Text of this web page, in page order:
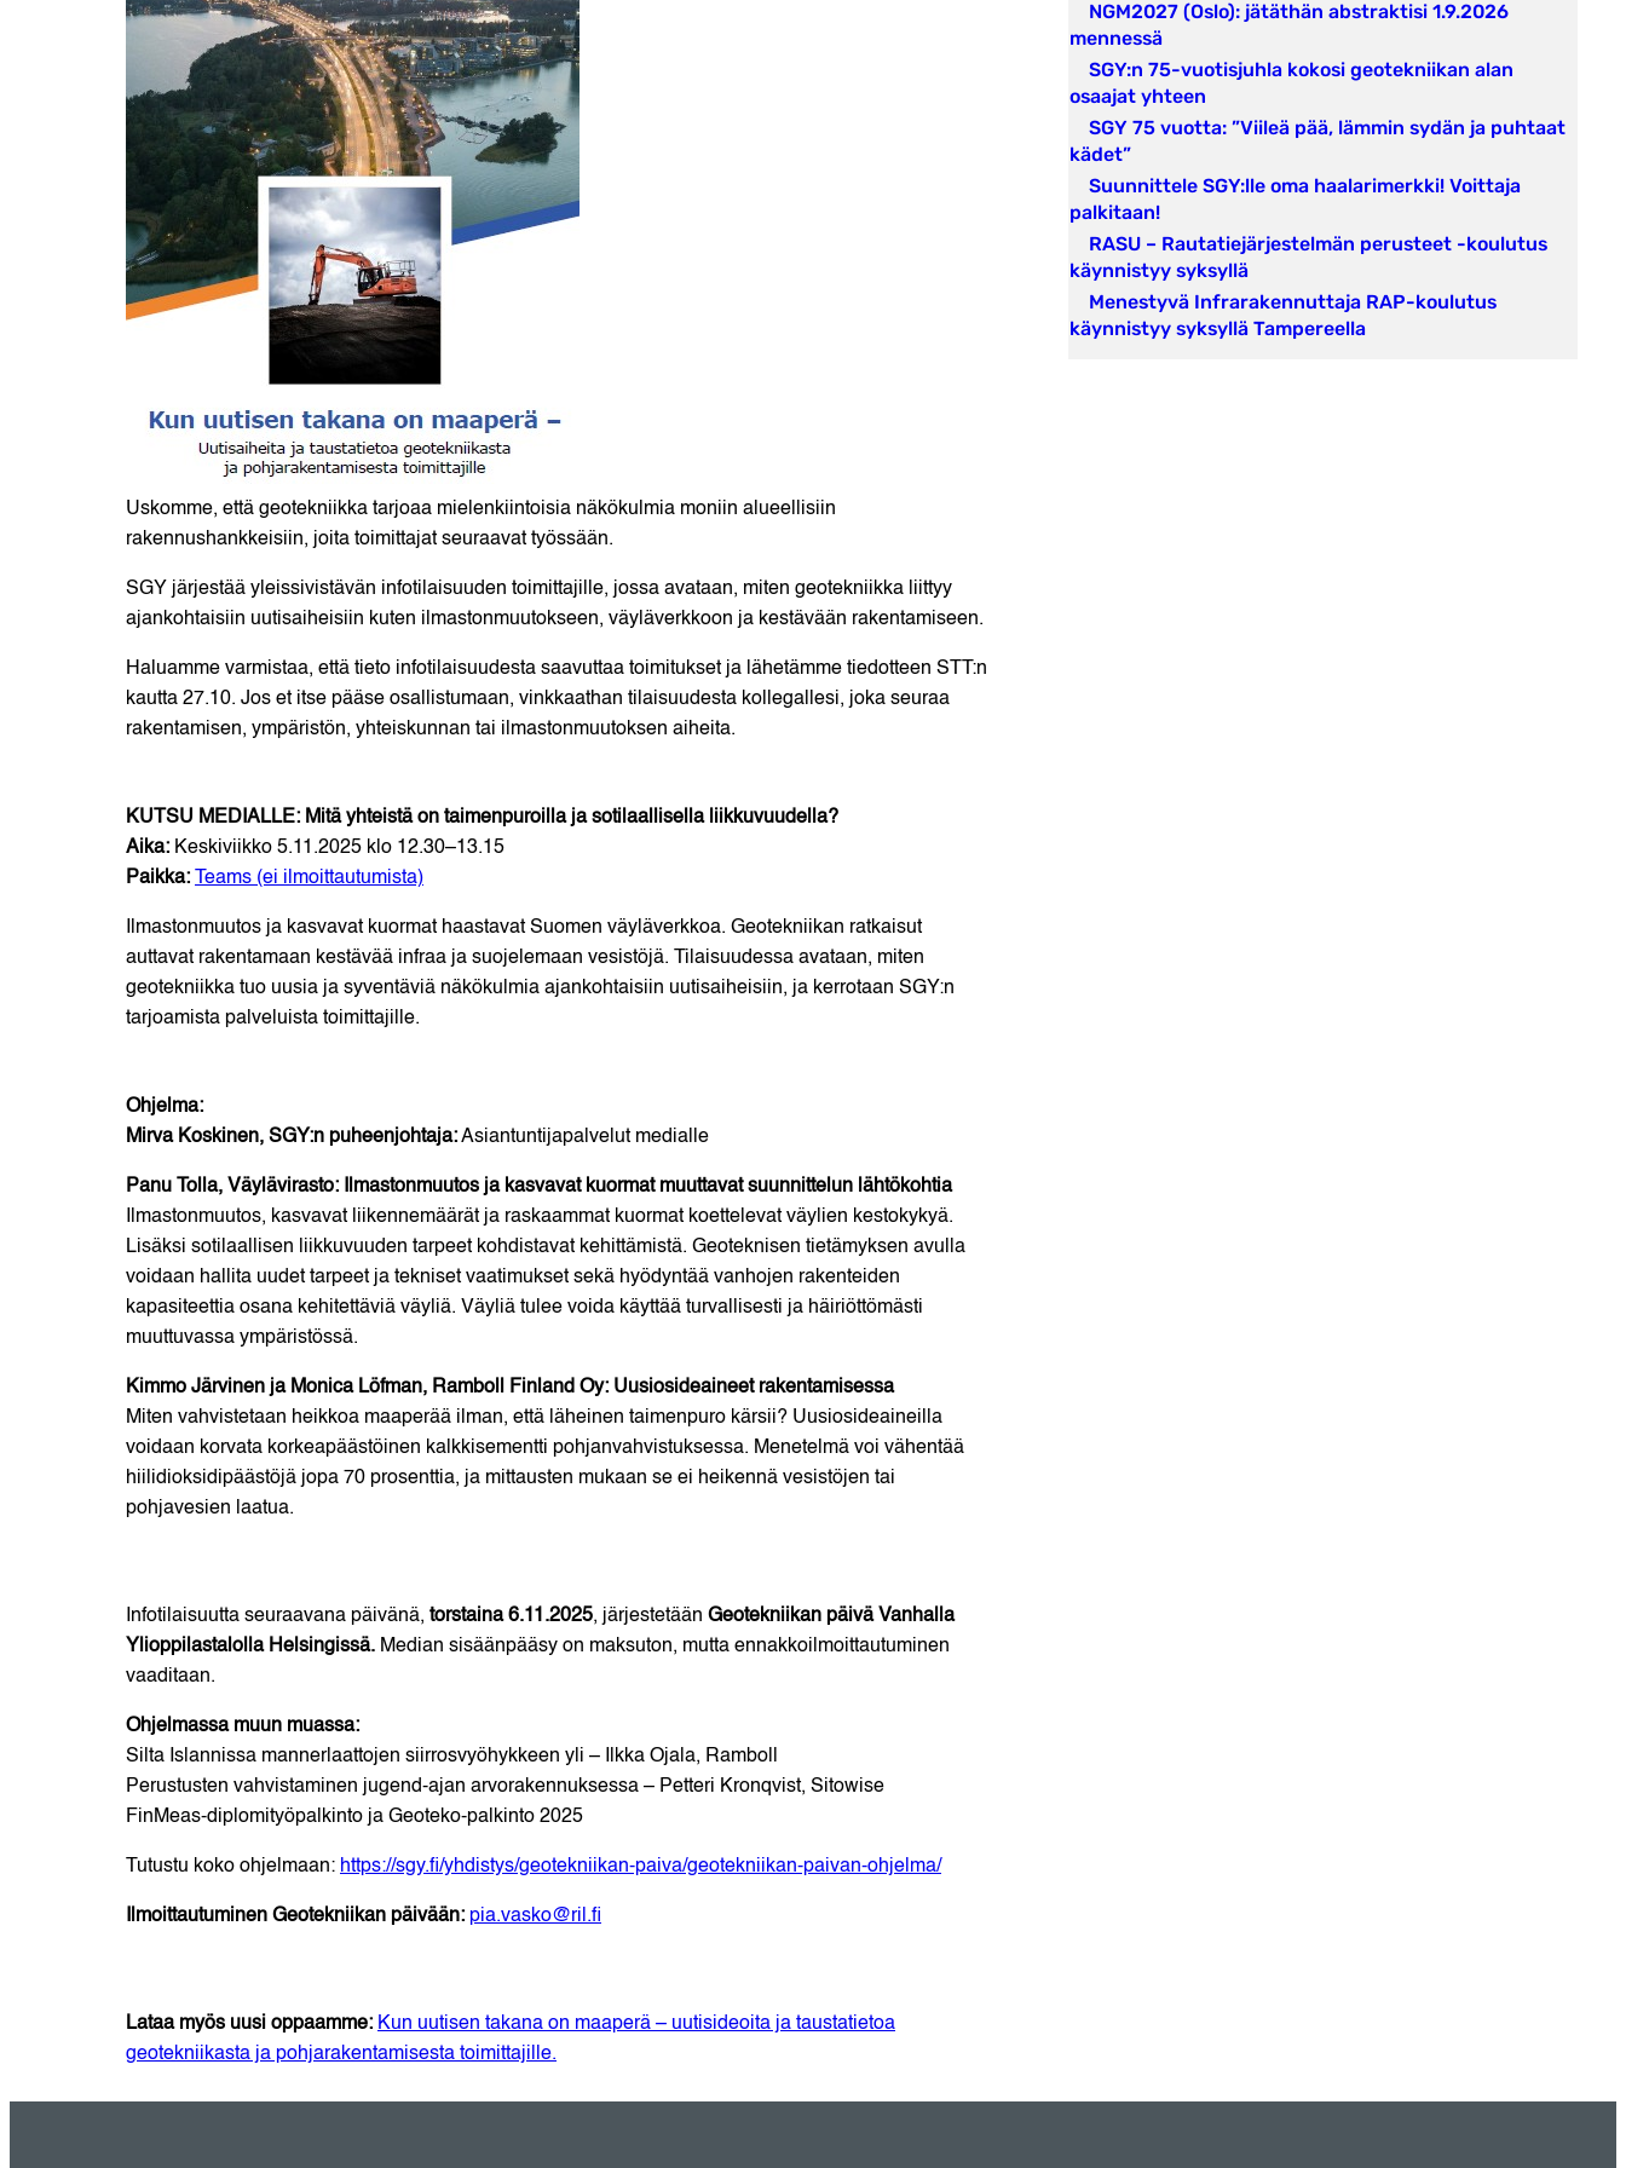
Uskomme, että geotekniikka tarjoaa mielenkiintoisia näkökulmia moniin alueellisiin
rakennushankkeisiin, joita toimittajat seuraavat työssään.
SGY järjestää yleissivistävän infotilaisuuden toimittajille, jossa avataan, miten geotekniikka liittyy
ajankohtaisiin uutisaiheisiin kuten ilmastonmuutokseen, väyläverkkoon ja kestävään rakentamiseen.
Haluamme varmistaa, että tieto infotilaisuudesta saavuttaa toimitukset ja lähetämme tiedotteen STT:n
kautta 27.10. Jos et itse pääse osallistumaan, vinkkaathan tilaisuudesta kollegallesi, joka seuraa
rakentamisen, ympäristön, yhteiskunnan tai ilmastonmuutoksen aiheita.
KUTSU MEDIALLE: Mitä yhteistä on taimenpuroilla ja sotilaallisella liikkuvuudella?
Aika: Keskiviikko 5.11.2025 klo 12.30–13.15
Paikka: Teams (ei ilmoittautumista)
Ilmastonmuutos ja kasvavat kuormat haastavat Suomen väyläverkkoa. Geotekniikan ratkaisut
auttavat rakentamaan kestävää infraa ja suojelemaan vesistöjä. Tilaisuudessa avataan, miten
geotekniikka tuo uusia ja syventäviä näkökulmia ajankohtaisiin uutisaiheisiin, ja kerrotaan SGY:n
tarjoamista palveluista toimittajille.
Ohjelma:
Mirva Koskinen, SGY:n puheenjohtaja:Asiantuntijapalvelut medialle
Panu Tolla, Väylävirasto: Ilmastonmuutos ja kasvavat kuormat muuttavat suunnittelun lähtökohtia
Ilmastonmuutos, kasvavat liikennemäärät ja raskaammat kuormat koettelevat väylien kestokykyä.
Lisäksi sotilaallisen liikkuvuuden tarpeet kohdistavat kehittämistä. Geoteknisen tietämyksen avulla
voidaan hallita uudet tarpeet ja tekniset vaatimukset sekä hyödyntää vanhojen rakenteiden
kapasiteettia osana kehitettäviä väyliä. Väyliä tulee voida käyttää turvallisesti ja häiriöttömästi
muuttuvassa ympäristössä.
Kimmo Järvinen ja Monica Löfman, Ramboll Finland Oy: Uusiosideaineet rakentamisessa
Miten vahvistetaan heikkoa maaperää ilman, että läheinen taimenpuro kärsii? Uusiosideaineilla
voidaan korvata korkeapäästöinen kalkkisementti pohjanvahvistuksessa. Menetelmä voi vähentää
hiilidioksidipäästöjä jopa 70 prosenttia, ja mittausten mukaan se ei heikennä vesistöjen tai
pohjavesien laatua.
Infotilaisuutta seuraavana päivänä, torstaina 6.11.2025, järjestetään Geotekniikan päivä Vanhalla
Ylioppilastalolla Helsingissä. Median sisäänpääsy on maksuton, mutta ennakkoilmoittautuminen
vaaditaan.
Ohjelmassa muun muassa:
Silta Islannissa mannerlaattojen siirrosvyöhykkeen yli – Ilkka Ojala, Ramboll
Perustusten vahvistaminen jugend-ajan arvorakennuksessa – Petteri Kronqvist, Sitowise
FinMeas-diplomityöpalkinto ja Geoteko-palkinto 2025
Tutustu koko ohjelmaan: https://sgy.fi/yhdistys/geotekniikan-paiva/geotekniikan-paivan-ohjelma/
Ilmoittautuminen Geotekniikan päivään: pia.vasko@ril.fi
Lataa myös uusi oppaamme: Kun uutisen takana on maaperä – uutisideoita ja taustatietoa
geotekniikasta ja pohjarakentamisesta toimittajille.
NGM2027 (Oslo): jätäthän abstraktisi 1.9.2026
mennessä
SGY:n 75-vuotisjuhla kokosi geotekniikan alan
osaajat yhteen
SGY 75 vuotta: ”Viileä pää, lämmin sydän ja puhtaat
kädet”
Suunnittele SGY:lle oma haalarimerkki! Voittaja
palkitaan!
RASU – Rautatiejärjestelmän perusteet -koulutus
käynnistyy syksyllä
Menestyvä Infrarakennuttaja RAP-koulutus
käynnistyy syksyllä Tampereella